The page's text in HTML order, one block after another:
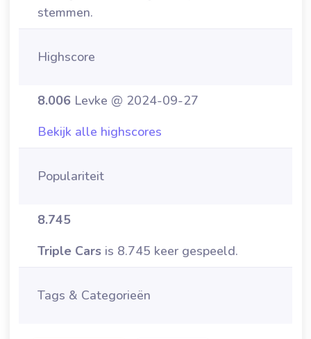
stemmen.
Highscore
8.006 Levke @ 2024-09-27
Bekijk alle highscores
Populariteit
8.745
Triple Cars is 8.745 keer gespeeld.
Tags & Categorieën